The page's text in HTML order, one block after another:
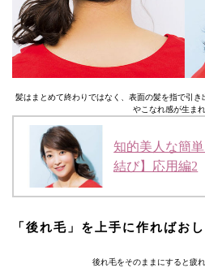
髪はまとめて終わりではなく、表面の髪を指で引
やこなれ感が生まれ
知的美人な簡
結び】応用編2
「後れ毛」を上手に作ればお
後れ毛をそのままにすると疲